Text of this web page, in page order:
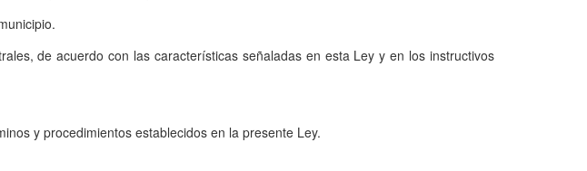
de acuerdo con las características señaladas en esta Ley y en los instructivos
y procedimientos establecidos en la presente Ley.